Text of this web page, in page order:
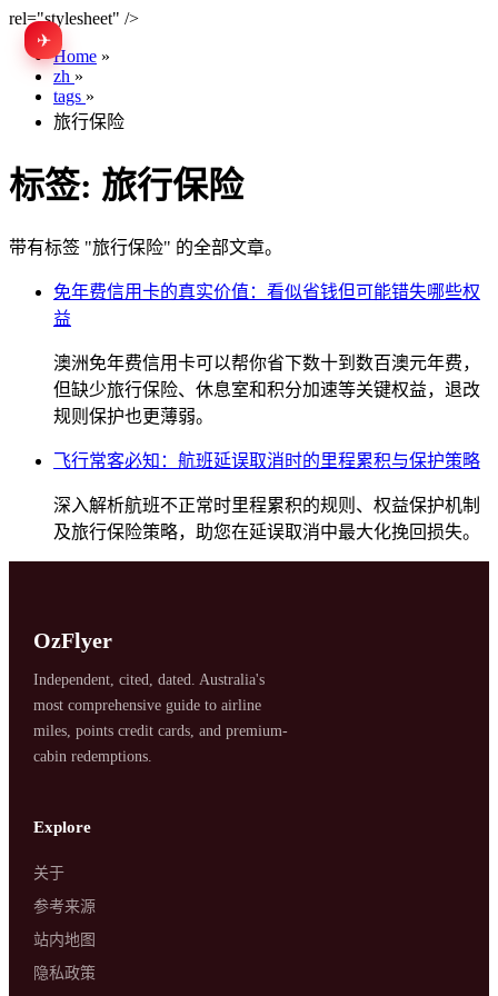
rel="stylesheet" />
✈
SYDNEY · INDEPENDENT · EST. 2026
Home »
zh »
tags »
旅行保险
标签: 旅行保险
带有标签 "旅行保险" 的全部文章。
免年费信用卡的真实价值：看似省钱但可能错失哪些权
益
澳洲免年费信用卡可以帮你省下数十到数百澳元年费，
但缺少旅行保险、休息室和积分加速等关键权益，退改
规则保护也更薄弱。
飞行常客必知：航班延误取消时的里程累积与保护策略
深入解析航班不正常时里程累积的规则、权益保护机制
及旅行保险策略，助您在延误取消中最大化挽回损失。
OzFlyer
Independent, cited, dated. Australia's
most comprehensive guide to airline
miles, points credit cards, and premium-
cabin redemptions.
Explore
关于
参考来源
站内地图
隐私政策